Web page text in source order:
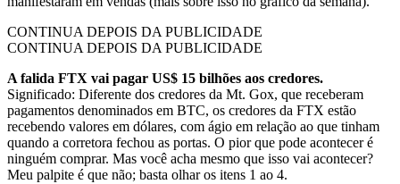
CONTINUA DEPOIS DA PUBLICIDADE
CONTINUA DEPOIS DA PUBLICIDADE
A falida FTX vai pagar US$ 15 bilhões aos credores.
Significado: Diferente dos credores da Mt. Gox, que receberam
pagamentos denominados em BTC, os credores da FTX estão
recebendo valores em dólares, com ágio em relação ao que tinham
quando a corretora fechou as portas. O pior que pode acontecer é
ninguém comprar. Mas você acha mesmo que isso vai acontecer?
Meu palpite é que não; basta olhar os itens 1 ao 4.